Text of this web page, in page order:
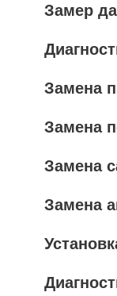
Замер
Замена
Замена
Замена
Замена